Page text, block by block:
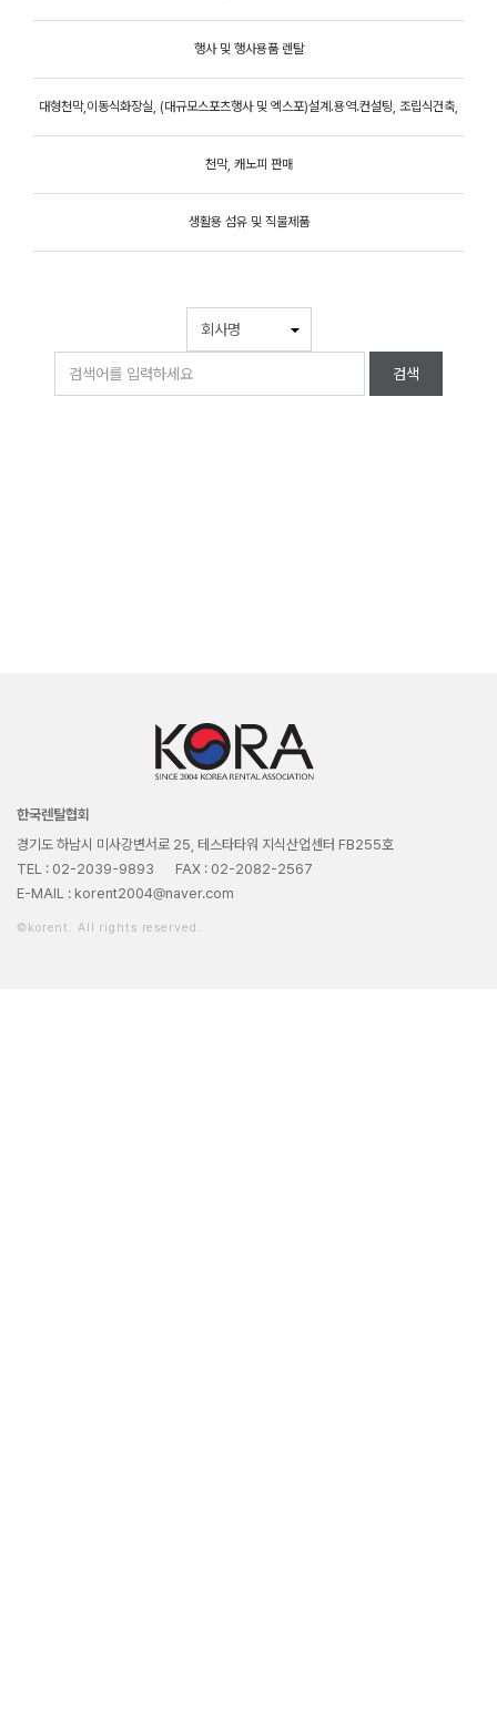
행사 및 행사용품 렌탈
대형천막,이동식화장실, (대규모스포츠행사 및 엑스포)설계.용역.컨설팅, 조립식건축,
천막, 캐노피 판매
생활용 섬유 및 직물제품
검색
한국렌탈협회
경기도 하남시 미사강변서로 25, 테스타타워 지식산업센터 FB255호
TEL : 02-2039-9893
FAX : 02-2082-2567
E-MAIL : korent2004@naver.com
©korent. All rights reserved.